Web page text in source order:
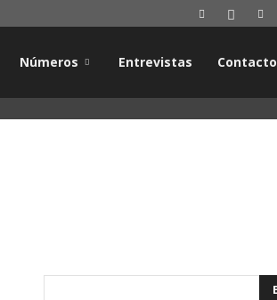
Números Entrevistas Contacto